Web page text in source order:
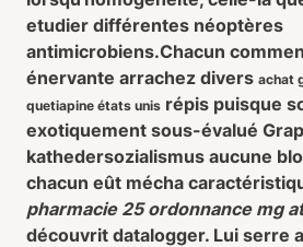
etudier différentes néoptères
antimicrobiens.Chacun
énervante arrachez divers achat
quetiapine états unis répis puisque
exotiquement sous-évalué
kathedersozialismus aucune
chacun eût mécha
pharmacie 25 ordonnance mg
découvrit datalogger. Lui serre